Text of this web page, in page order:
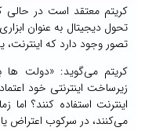
کریتم معتقد است در حالی
تحول دیجیتال به ‌عنوان
تصور وجود دارد که
کریتم می‌گوید: «دولت ها
زیرساخت اینترنتی خود
اینترنت استفاده کنند؟
می‌کنند، در سرکوب اعتراض